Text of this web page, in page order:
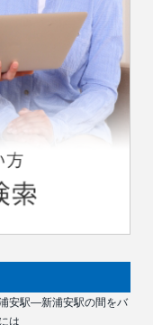
安駅―新浦安駅の間をバ
は